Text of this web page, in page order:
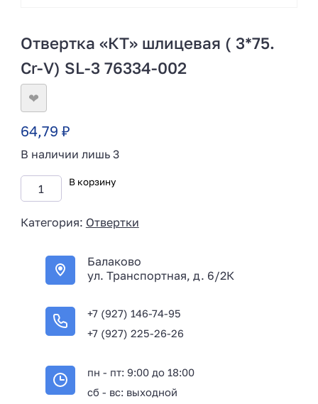
Отвертка «КТ» шлицевая ( 3*75.
Cr-V) SL-3 76334-002
❤
64,79 ₽
В наличии лишь 3
В корзину
Категория: Отвертки
Балаково
ул. Транспортная, д. 6/2К
+7 (927) 146-74-95
+7 (927) 225-26-26
пн - пт: 9:00 до 18:00
сб - вс: выходной